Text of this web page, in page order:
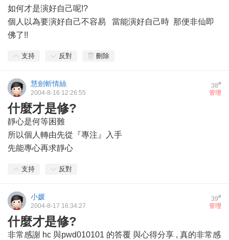
如何才是演好自己呢!?
個人以為要演好自己不容易 當能演好自己時 那便非仙即
佛了!!
支持 反對 刪除
38#
慧劍斬情絲
管理
2004-8-16 12:26:55
什麼才是修?
靜心是何等困難
所以個人轉由先從『專注』入手
先能專心再求靜心
支持 反對
39#
小媛
管理
2004-8-17 16:34:27
什麼才是修?
非常感謝 hc 與pwd010101 的答覆 與心得分享 , 真的非常感